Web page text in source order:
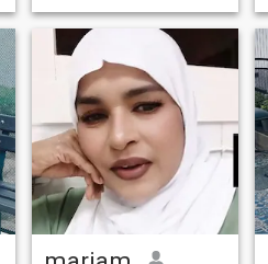
moment pour voir si nous
cliquons. Je suis une
personne qui apprécie les
conversations authentiques
et faire des connexions
significatives. Je suis
actuellement à la recherche
d'amitié (amour), et si cela se
développe en une autre
relation, ce serait génial.
Cependant, si ce n'est pas le
cas, je suis content de me
faire un nouvel ami. Bien que
je manque de quelqu'un
pressé d'en trouver un. Je